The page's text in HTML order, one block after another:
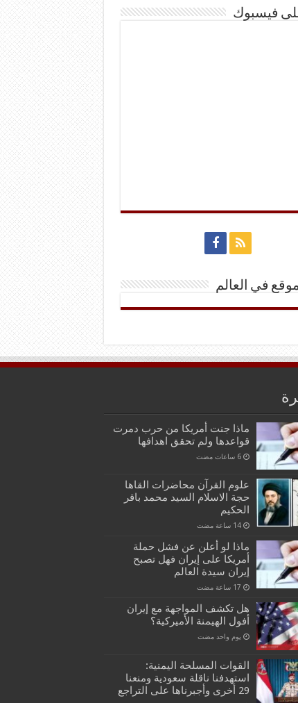
على فيسبوك
في العالم
ماذا جنت أمريكا من حرب دمرت
قواعدها ولم تحقق اهدافها
علوم القرآن محاضرات القاها
حجة الاسلام السيد محمد باقر
الحكيم
ماذا لو أعلن عن فشل حملة
أمريكا على إيران فهل تصبح
إيران سيدة العالم
هل تكشف المواجهة مع إيران
أفول الهيمنة الأميركية؟
‏يوم واحد مضت
القوات المسلحة اليمنية:
استهدفنا ناقلة سعودية ومنعنا
29 أخرى وأجبرناها على التراجع